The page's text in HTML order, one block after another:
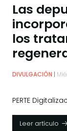
Las
los
DIVULGACIÓN
PERTE
Leer artículo